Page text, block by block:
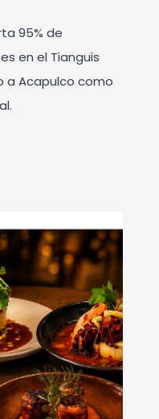
95% de
en el Tianguis
a Acapulco como